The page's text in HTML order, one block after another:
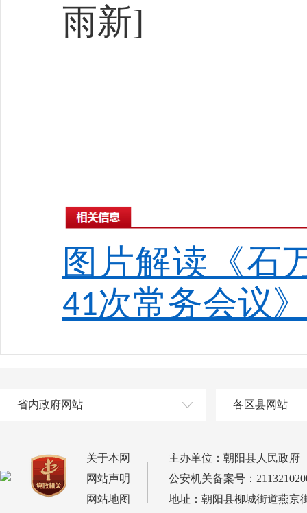
雨新]
图片解读《石
41次常务会议》
省内政府网站 各区县网站
关于本网
网站声明
网站地图
主办单位：朝阳县人民政府
公安机关备案号：
地址：朝阳县柳城街道燕京